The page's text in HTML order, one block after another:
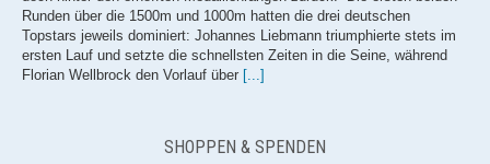
Runden über die 1500m und 1000m hatten die drei deutschen
Topstars jeweils dominiert: Johannes Liebmann triumphierte stets im
ersten Lauf und setzte die schnellsten Zeiten in die Seine, während
Florian Wellbrock den Vorlauf über [...]
NEWS zur Schwimm-EM 2026 powered by Speedo Es ist das dritte
SHOPPEN & SPENDEN